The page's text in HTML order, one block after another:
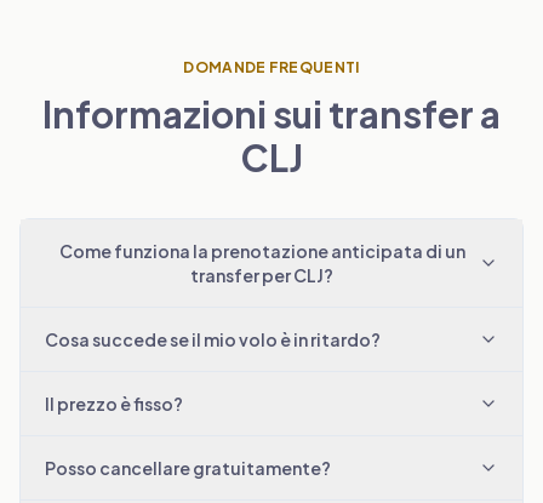
DOMANDE FREQUENTI
Informazioni sui transfer a
CLJ
Come funziona la prenotazione anticipata di un
transfer per CLJ?
Cosa succede se il mio volo è in ritardo?
Il prezzo è fisso?
Posso cancellare gratuitamente?